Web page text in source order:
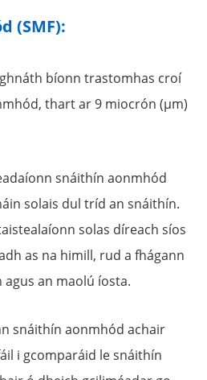
(SMF):
bíonn trastomhas croí
thart ar 9 miocrón (µm)
snáithín aonmhód
solais dul tríd an snáithín.
solas díreach síos
as na himill, rud a fhágann
an maolú íosta.
snáithín aonmhód achair
i gcomparáid le snáithín